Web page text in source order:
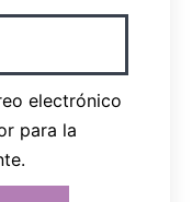
electrónico
para la